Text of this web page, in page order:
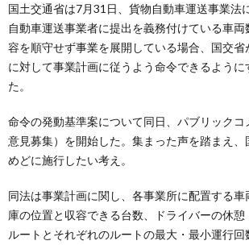
国土交通省は7月31日、貨物自動車運送事業法
自動車運送事業者に提出を義務付けている車
容を順守せず事業を展開している場合、国交
に対して事業計画に従うよう命令できるように
た。
命令の発動基準案について同日、パブリック
意見募集）を開始した。集まった声を踏まえ
めどに施行したい考え。
同法は事業計画に関し、各事業所に配置する
庫の位置と収容できる台数、ドライバーの休
ルートとそれぞれのルートの最大・最小運行回